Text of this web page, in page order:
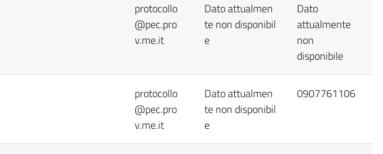
protocollo
@pec.pro
v.me.it
Dato attualmen
te non disponibil
e
Dato
attualmente
non
disponibile
protocollo
@pec.pro
v.me.it
Dato attualmen
te non disponibil
e
0907761106